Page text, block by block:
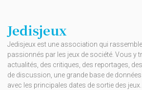
Jedisjeux
Jedisjeux est une association qui
passionnés par les jeux de société. Vous y
actualités, des critiques, des reportages,
de discussion, une grande base de
avec les principales dates de sortie des jeux.